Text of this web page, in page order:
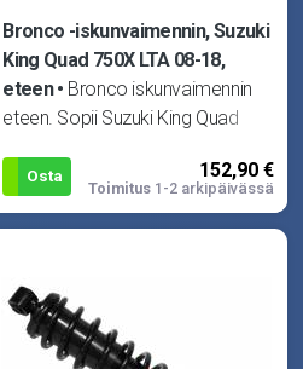
Bronco -iskunvaimennin, Suzuki
King Quad 750X LTA 08-18,
eteen
Bronco iskunvaimennin
eteen. Sopii Suzuki King Quad
18, King Quad 700X LTA 05-
Osta 152,90 €
Toimitus1-2 arkipäivässä